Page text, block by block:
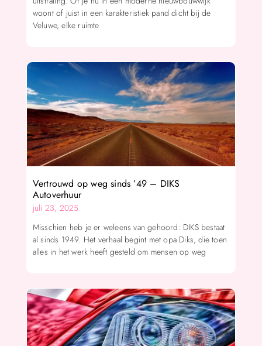
woont of juist in een karakteristiek pand dicht bij de
Veluwe, elke ruimte
Vertrouwd op weg sinds ’49 – DIKS
Autoverhuur
juli 23, 2025
Misschien heb je er weleens van gehoord: DIKS bestaat
al sinds 1949. Het verhaal begint met opa Diks, die toen
alles in het werk heeft gesteld om mensen op weg